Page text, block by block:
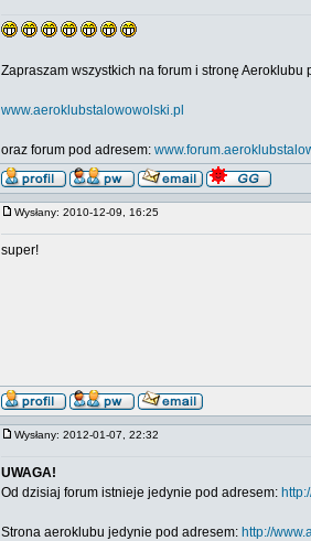
Zapraszam wszystkich na forum i stronę Aeroklubu
www.aeroklubstalowowolski.pl
oraz forum pod adresem:
Wysłany: 2010-12-09, 16:25
super!
Wysłany: 2012-01-07, 22:32
UWAGA!
Od dzisiaj forum istnieje jedynie pod adresem:
Strona aeroklubu jedynie pod adresem: http://